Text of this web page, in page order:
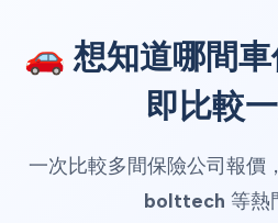
🚗 想知道哪間
即比較
一次比較多間保險公司報價
bolttech 等熱